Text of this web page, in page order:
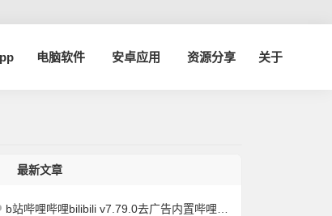
电脑软件 安卓应用 资源分享 关于
最新文章
b站哔哩哔哩bilibili v7.79.0去广告内置哔哩漫游模块版/解锁实用功能